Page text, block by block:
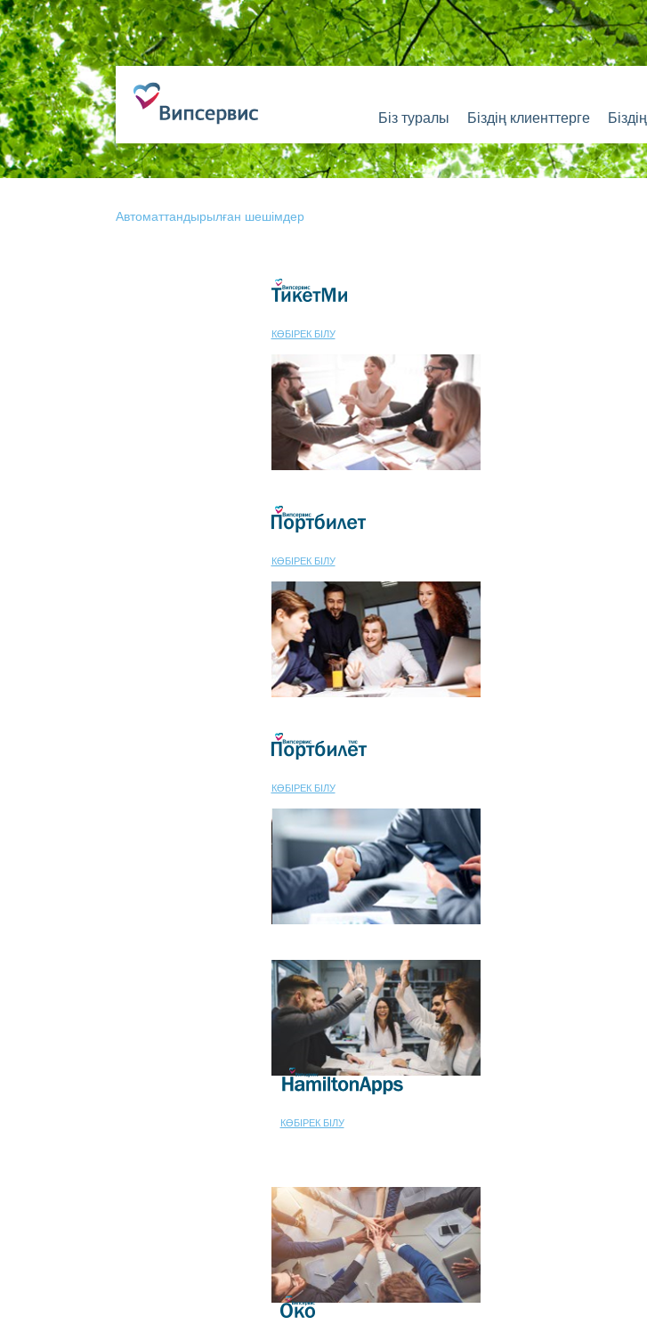
Біз туралы Біздің клиенттерге
Автоматтандырылған шешімдер
КӨБІРЕК БІЛУ
КӨБІРЕК БІЛУ
КӨБІРЕК БІЛУ
КӨБІРЕК БІЛУ